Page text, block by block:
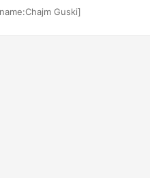
hoch, um damit den
Guski]